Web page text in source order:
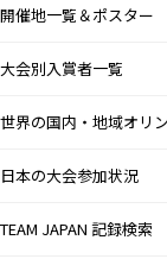
開催地一覧＆ポスター
大会別入賞者一覧
世界の国内・地域オリ
日本の大会参加状況
TEAM JAPAN 記録検索